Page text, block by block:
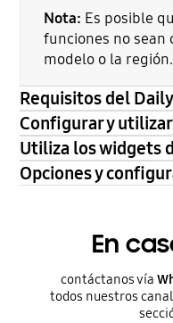
Nota: Es posible
funciones no sean
modelo o la región.
Requisitos del
Configurar y
Utiliza los widgets
Opciones y
En
contáctanos vía
todos nuestros